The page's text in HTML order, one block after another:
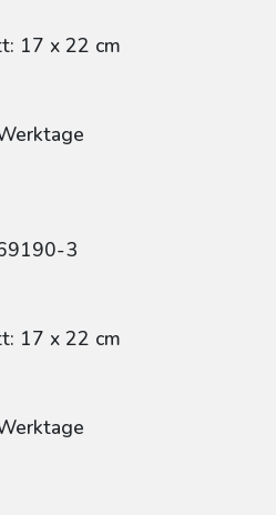
17 x 22 cm
3
17 x 22 cm